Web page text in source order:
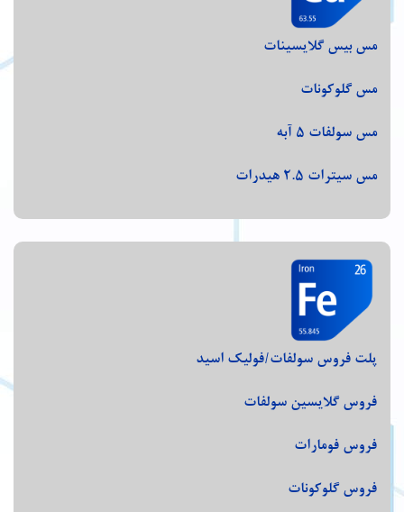
مس بیس گلایسینات
مس گلوکونات
مس سولفات 5 آبه
مس سیترات 2.5 هیدرات
پلت فروس سولفات/فولیک اسید
فروس گلایسین سولفات
فروس فومارات
فروس گلوکونات